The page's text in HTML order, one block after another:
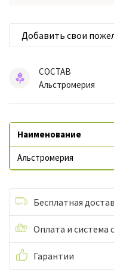
Добавить свои
СОСТАВ
Альстромерия
Наименование
Альстромерия
Бесплатная
Оплата и система
Гарантии